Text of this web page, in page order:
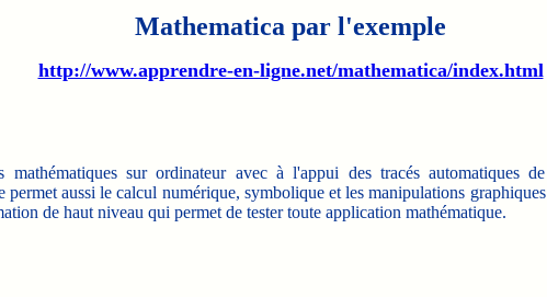
Mathematica par l'exemple
http://www.apprendre-en-ligne.net/mathematica/index.html
sur ordinateur avec à l'appui des tracés automatiques de
permet aussi le calcul numérique, symbolique et les manipulations graphiques
de haut niveau qui permet de tester toute application mathématique.